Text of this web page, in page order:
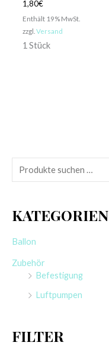
u
h
n
KATEGORIEN
Ballon
Zubehör
Befestigung
Luftpumpen
FILTER
1,80€
Enthält 19% MwSt.
zzgl. Versand
1 Stück